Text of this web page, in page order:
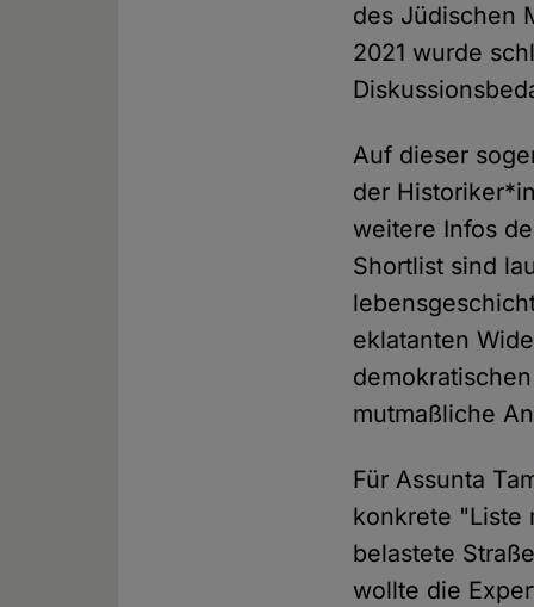
des Jüdischen
2021 wurde
Auf dieser
der
weitere Infos
Shortlist sind
eklatanten
mutmaßliche
Für Assunta
konkrete "Liste
belastete
wollte die